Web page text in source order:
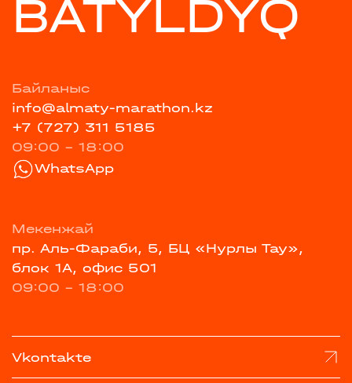
BATYLDYQ
Байланыс
info@almaty-marathon.kz
+7 (727) 311 5185
09:00 - 18:00
WhatsApp
Мекенжай
пр. Аль-Фараби, 5, БЦ «Нурлы Тау»,
блок 1А, офис 501
09:00 - 18:00
Vkontakte